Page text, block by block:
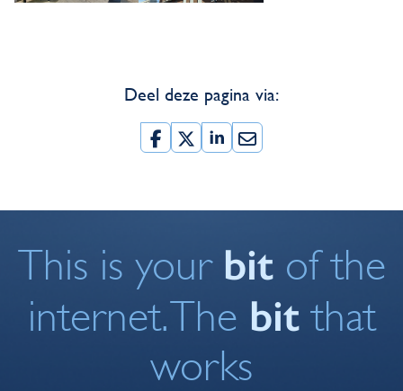
Deel deze pagina via:
This is your bitof the
internet. The bitthat
works